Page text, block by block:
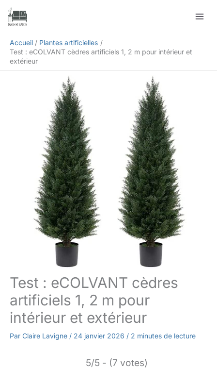
Aller
Accueil
Plantes artificielles
Test : eCOLVANT cèdres artificiels 1, 2 m pour intérieur et
extérieur
Test : eCOLVANT cèdres
artificiels 1, 2 m pour
intérieur et extérieur
Par Claire Lavigne / 24 janvier 2026 / 2 minutes de lecture
5/5 - (7 votes)
Rechercher